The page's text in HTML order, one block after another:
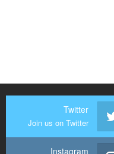
Twitter
Join us on Twitter
Instagram